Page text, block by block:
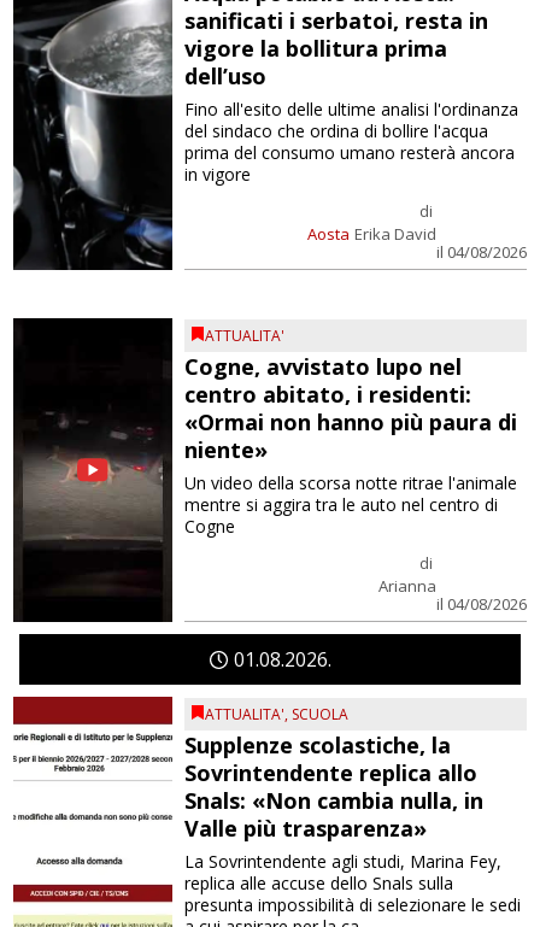
sanificati i serbatoi, resta in
vigore la bollitura prima
dell’uso
Aosta
di
Erika David
il 04/08/2026
Fino all'esito delle ultime analisi l'ordinanza
del sindaco che ordina di bollire l'acqua
prima del consumo umano resterà ancora
in vigore
ATTUALITA'
Cogne, avvistato lupo nel
centro abitato, i residenti:
«Ormai non hanno più paura di
niente»
di
Arianna
il 04/08/2026
Un video della scorsa notte ritrae l'animale
mentre si aggira tra le auto nel centro di
Cogne
01 08 2026
ATTUALITA', SCUOLA
Supplenze scolastiche, la
Sovrintendente replica allo
Snals: «Non cambia nulla, in
Valle più trasparenza»
La Sovrintendente agli studi, Marina Fey,
replica alle accuse dello Snals sulla
presunta impossibilità di selezionare le sedi